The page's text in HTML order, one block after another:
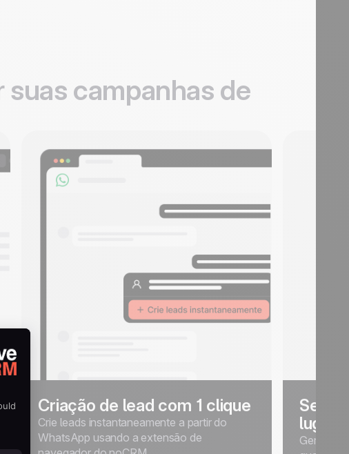
campanhas de
Criação de lead com 1 clique
Crie leads instantaneamente a partir do
WhatsApp usando a extensão de
Seus
lugar